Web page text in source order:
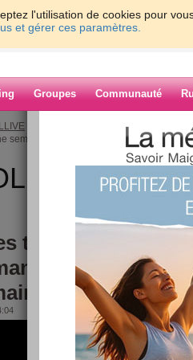
l'utilisation de cookies pour
et gérer ces paramètres.
Groupes Communauté
> Coucou les tomates du patron
semaine !
tomates du
depuis
!